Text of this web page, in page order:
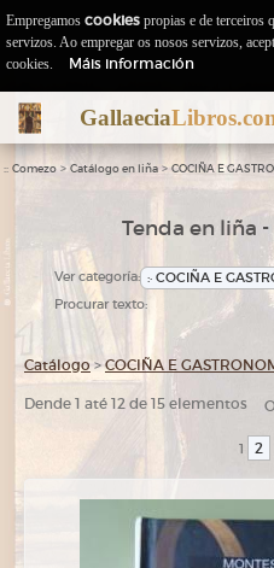
Gallaecia
:: Comezo > Catálogo en liña > COCIÑA E
Tenda en liña
Ver categoría:
Procurar texto:
Catálogo >COCIÑA E
Dende 1 até 12 de 15 elementos
1 2
Empregamos cookies propias e de terceiros
servizos. Ao empregar os nosos servizos,
cookies.
Máis información